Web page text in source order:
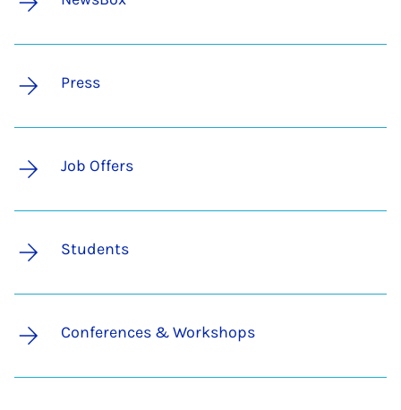
Press
Job Offers
Students
Conferences & Workshops